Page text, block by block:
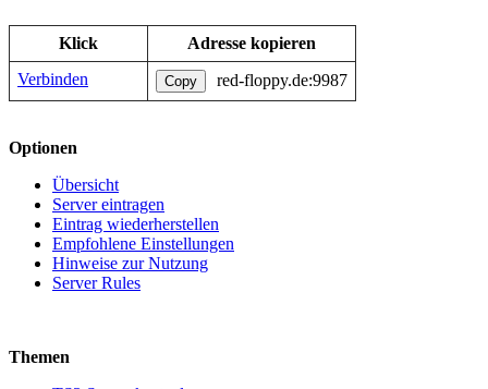
Klick
Adresse kopieren
Verbinden
Copy red-floppy.de:9987
Optionen
Übersicht
Server eintragen
Eintrag wiederherstellen
Empfohlene Einstellungen
Hinweise zur Nutzung
Server Rules
Themen